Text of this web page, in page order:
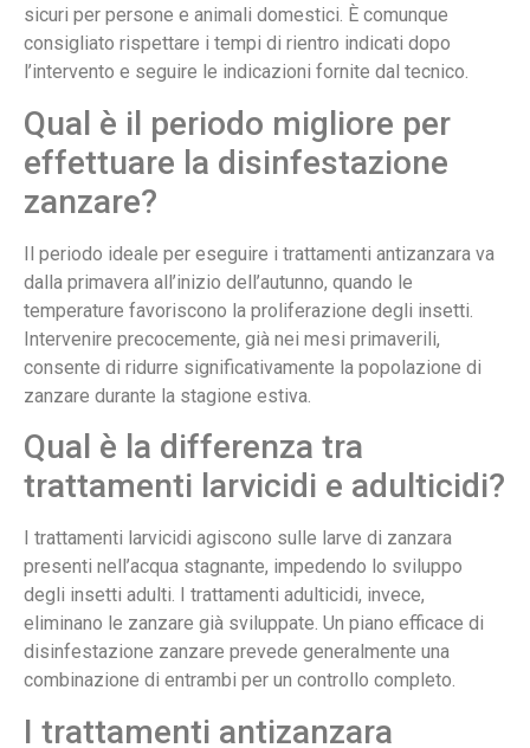
sicuri per persone e animali domestici. È comunque
consigliato rispettare i tempi di rientro indicati dopo
l’intervento e seguire le indicazioni fornite dal tecnico.
Qual è il periodo migliore per
effettuare la disinfestazione
zanzare?
Il periodo ideale per eseguire i trattamenti antizanzara va
dalla primavera all’inizio dell’autunno, quando le
temperature favoriscono la proliferazione degli insetti.
Intervenire precocemente, già nei mesi primaverili,
consente di ridurre significativamente la popolazione di
zanzare durante la stagione estiva.
Qual è la differenza tra
trattamenti larvicidi e adulticidi?
I trattamenti larvicidi agiscono sulle larve di zanzara
presenti nell’acqua stagnante, impedendo lo sviluppo
degli insetti adulti. I trattamenti adulticidi, invece,
eliminano le zanzare già sviluppate. Un piano efficace di
disinfestazione zanzare prevede generalmente una
combinazione di entrambi per un controllo completo.
I trattamenti antizanzara